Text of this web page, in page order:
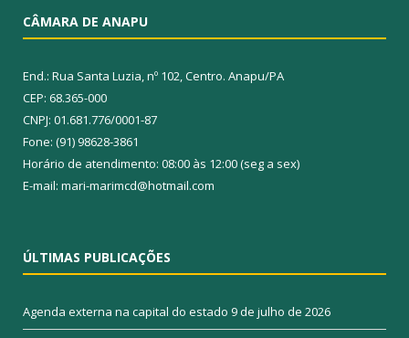
CÂMARA DE ANAPU
End.: Rua Santa Luzia, nº 102, Centro. Anapu/PA
CEP: 68.365-000
CNPJ: 01.681.776/0001-87
Fone: (91) 98628-3861
Horário de atendimento: 08:00 às 12:00 (seg a sex)
E-mail: mari-marimcd@hotmail.com
ÚLTIMAS PUBLICAÇÕES
Agenda externa na capital do estado 9 de julho de 2026